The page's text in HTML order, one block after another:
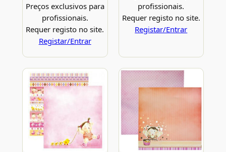
Preços exclusivos para
profissionais.
Requer registo no site.
Registar/Entrar
profissionais.
Requer registo no site.
Registar/Entrar